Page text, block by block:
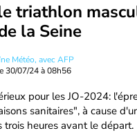
triathlon
la Seine
Météo, avec AFP
30/07/24 à 08h56
pour les JO-2024:
sanitaires", à cause
trois heures avant le départ.